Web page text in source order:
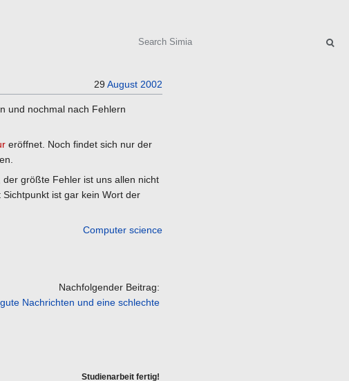
29 August 2002
und nochmal nach Fehlern
eröffnet. Noch findet sich nur der
größte Fehler ist uns allen nicht
ist gar kein Wort der
Computer science
Nachfolgender Beitrag:
Nachrichten und eine schlechte
Studienarbeit fertig!
Search